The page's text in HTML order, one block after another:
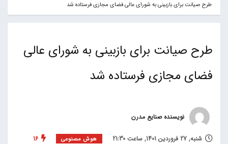
طرح صیانت برای بازبینی به شورای عالی فضای مجازی فرستاده شد
طرح صیانت برای بازبینی به شورای عالی
فضای مجازی فرستاده شد
نویسنده صنایع مدرن
شنبه, 27 فروردین 1401, ساعت 21:30 هوش مصنوعی 16